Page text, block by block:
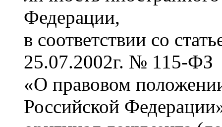
Федерации,
в соответствии со
25.07.2002г. № 115-ФЗ
«О правовом
Российской